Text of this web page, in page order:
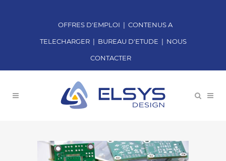
OFFRES D'EMPLOI | CONTENUS A
TELECHARGER| BUREAU D'ETUDE | NOUS
CONTACTER